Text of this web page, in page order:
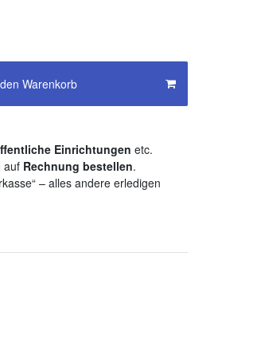
Warenkorb
Einrichtungen etc.
auf Rechnung bestellen.
– alles andere erledigen